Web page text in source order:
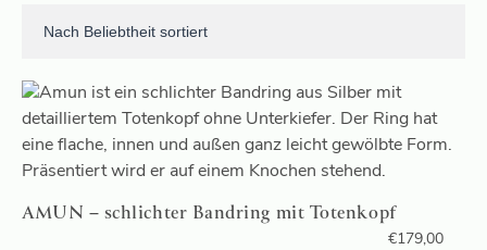
AMUN – schlichter Bandring mit Totenkopf
€179,00